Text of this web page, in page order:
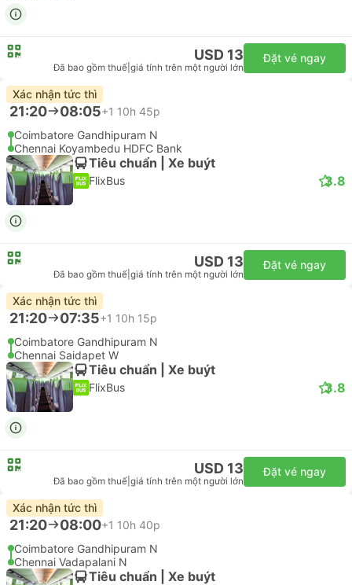
USD 13
Đã bao gồm thuế giá tính trên một người lớn
Đặt vé ngay
Xác nhận tức thì
21:20 08:05+1 10h 45p
Coimbatore Gandhipuram N
Chennai Koyambedu HDFC Bank
Tiêu chuẩn | Xe buýt
FlixBus 3.8
USD 13
Đã bao gồm thuế giá tính trên một người lớn
Đặt vé ngay
Xác nhận tức thì
21:20 07:35+1 10h 15p
Coimbatore Gandhipuram N
Chennai Saidapet W
Tiêu chuẩn | Xe buýt
FlixBus 3.8
USD 13
Đã bao gồm thuế giá tính trên một người lớn
Đặt vé ngay
Xác nhận tức thì
21:20 08:00+1 10h 40p
Coimbatore Gandhipuram N
Chennai Vadapalani N
Tiêu chuẩn | Xe buýt